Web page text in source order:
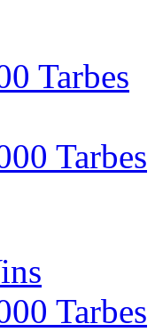
Tarbes
Tarbes
Tarbes